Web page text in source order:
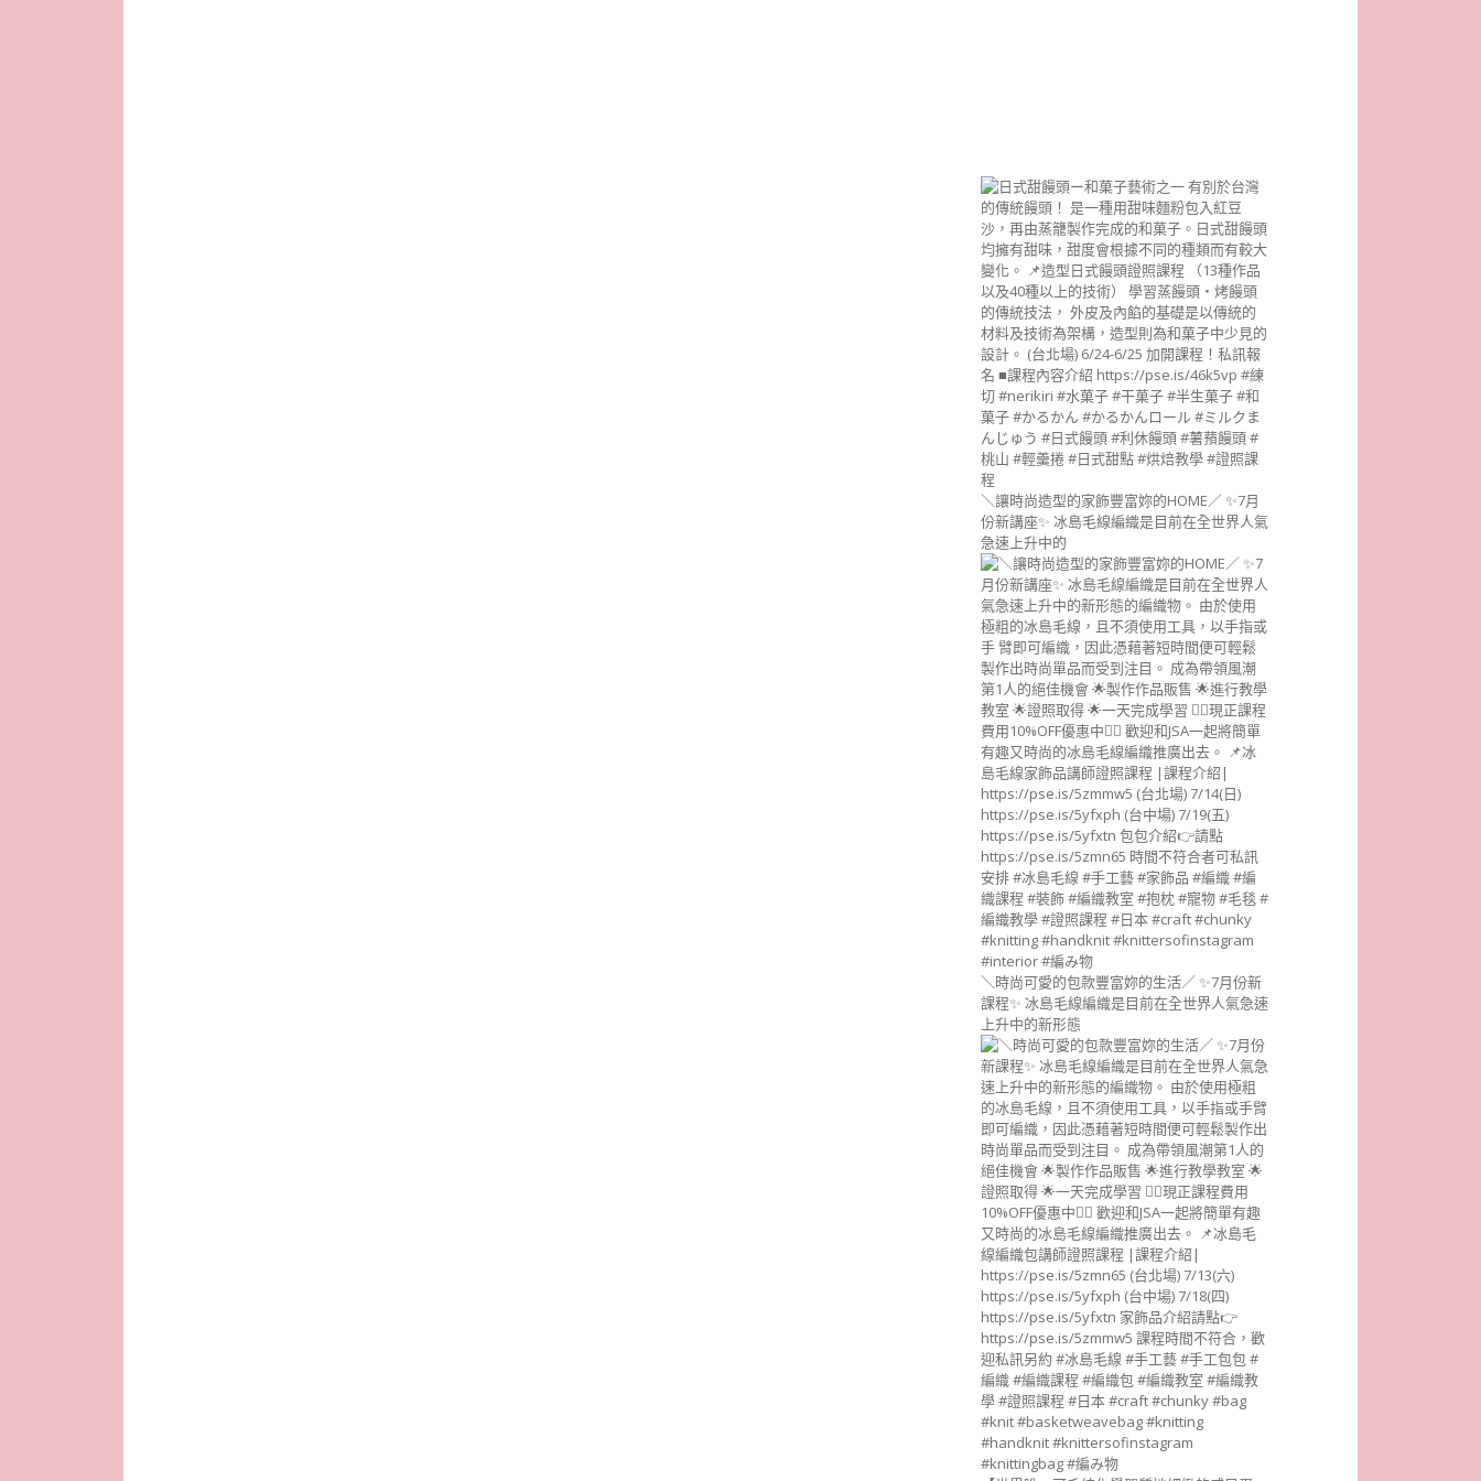
＼讓時尚造型的家飾豐富妳的HOME／ ✨7月
份新講座✨ 冰島毛線編織是目前在全世界人氣
急速上升中的
＼時尚可愛的包款豐富妳的生活／ ✨7月份新
課程✨ 冰島毛線編織是目前在全世界人氣急速
上升中的新形態